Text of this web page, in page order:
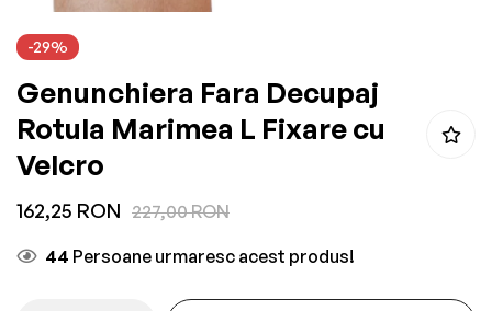
to
the
beginning
the
images
-29%
Genunchiera Fara Decupaj
Rotula Marimea L Fixare cu
Velcro
162,25 RON 227,00 RON
44 Persoane urmaresc acest produs!